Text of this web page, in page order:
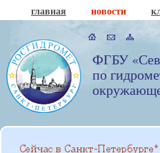
главная новости
ФГБУ
по